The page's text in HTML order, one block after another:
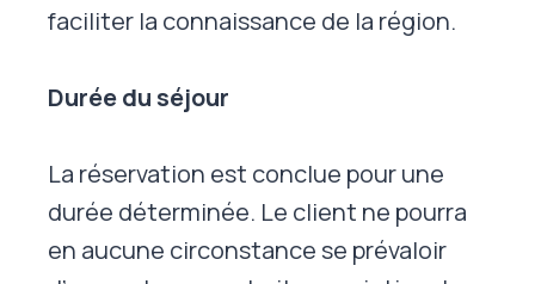
faciliter la connaissance de la région.
Durée du séjour
La réservation est conclue pour une
durée déterminée. Le client ne pourra
en aucune circonstance se prévaloir